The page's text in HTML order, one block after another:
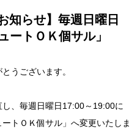
知らせ】毎週日曜日
ートＯＫ個サル」
うございます。
、毎週日曜日17:00～19:00に
トＯＫ個サル」へ変更いたしま